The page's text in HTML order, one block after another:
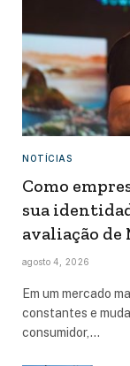
NOTÍCIAS
Como
sua
avaliação de
agosto 4, 2026
Em um mercado
constantes e
consumidor,…